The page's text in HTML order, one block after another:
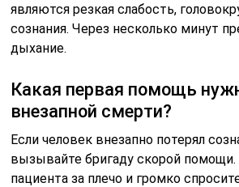
являются резкая слабость,
сознания. Через несколько минут
дыхание.
Какая первая помощь
внезапной смерти?
Если человек внезапно потерял
вызывайте бригаду скорой помощи.
пациента за плечо и громко